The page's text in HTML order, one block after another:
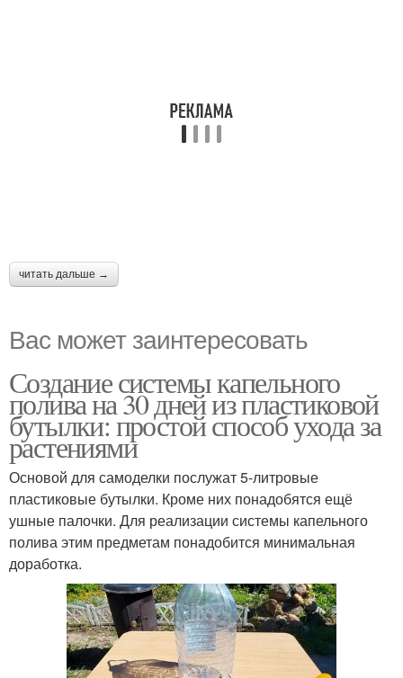
читать дальше →
Вас может заинтересовать
Создание системы капельного
полива на 30 дней из пластиковой
бутылки: простой способ ухода за
растениями
Основой для самоделки послужат 5-литровые
пластиковые бутылки. Кроме них понадобятся ещё
ушные палочки. Для реализации системы капельного
полива этим предметам понадобится минимальная
доработка.